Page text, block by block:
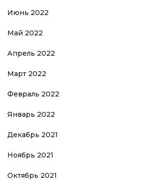
Июнь 2022
Май 2022
Апрель 2022
Март 2022
Февраль 2022
Январь 2022
Декабрь 2021
Ноябрь 2021
Октябрь 2021